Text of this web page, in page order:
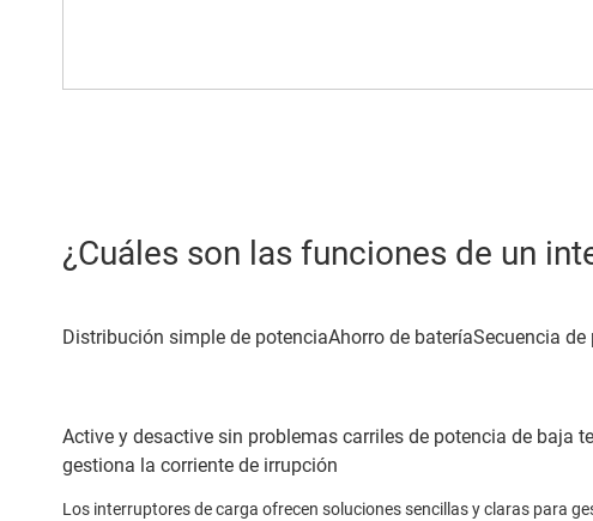
¿Cuáles son las funciones de un
Active y desactive sin problemas carriles de potencia de baja
gestiona la corriente de irrupción
Los interruptores de carga ofrecen soluciones sencillas y claras para